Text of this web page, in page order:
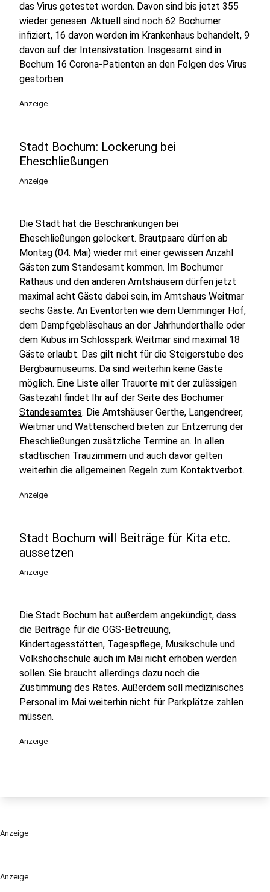
Anzeige
das Virus getestet worden. Davon sind bis jetzt 355
wieder genesen. Aktuell sind noch 62 Bochumer
infiziert, 16 davon werden im Krankenhaus behandelt, 9
davon auf der Intensivstation. Insgesamt sind in
Bochum 16 Corona-Patienten an den Folgen des Virus
gestorben.
Anzeige
Stadt Bochum: Lockerung bei
Eheschließungen
Anzeige
Die Stadt hat die Beschränkungen bei
Eheschließungen gelockert. Brautpaare dürfen ab
Montag (04. Mai) wieder mit einer gewissen Anzahl
Gästen zum Standesamt kommen. Im Bochumer
Rathaus und den anderen Amtshäusern dürfen jetzt
maximal acht Gäste dabei sein, im Amtshaus Weitmar
sechs Gäste. An Eventorten wie dem Uemminger Hof,
dem Dampfgebläsehaus an der Jahrhunderthalle oder
dem Kubus im Schlosspark Weitmar sind maximal 18
Gäste erlaubt. Das gilt nicht für die Steigerstube des
Bergbaumuseums. Da sind weiterhin keine Gäste
möglich. Eine Liste aller Trauorte mit der zulässigen
Gästezahl findet Ihr auf der Seite des Bochumer
Standesamtes. Die Amtshäuser Gerthe, Langendreer,
Weitmar und Wattenscheid bieten zur Entzerrung der
Eheschließungen zusätzliche Termine an. In allen
städtischen Trauzimmern und auch davor gelten
weiterhin die allgemeinen Regeln zum Kontaktverbot.
Anzeige
Stadt Bochum will Beiträge für Kita etc.
aussetzen
Anzeige
Die Stadt Bochum hat außerdem angekündigt, dass
die Beiträge für die OGS-Betreuung,
Kindertagesstätten, Tagespflege, Musikschule und
Volkshochschule auch im Mai nicht erhoben werden
sollen. Sie braucht allerdings dazu noch die
Zustimmung des Rates. Außerdem soll medizinisches
Personal im Mai weiterhin nicht für Parkplätze zahlen
müssen.
Anzeige
Anzeige